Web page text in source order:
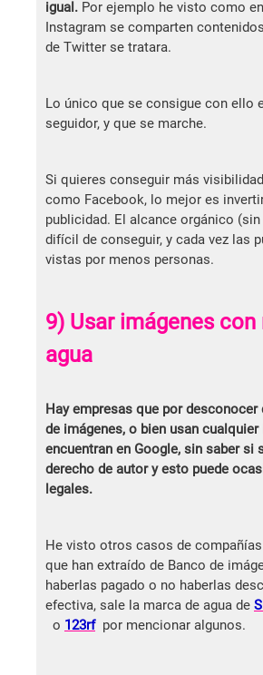
igual. Por ejemplo he visto como
Instagram se comparten
de Twitter se tratara.
Lo único que se consigue con ello
seguidor, y que se marche.
Si quieres conseguir más
como Facebook, lo mejor es
publicidad. El alcance orgánico
difícil de conseguir, y cada vez las
vistas por menos personas.
9) Usar imágenes
agua
Hay empresas que por desconocer
de imágenes, o bien usan cualquier
encuentran en Google, sin saber si
derecho de autor y esto puede
legales.
He visto otros casos de
que han extraído de Banco de
haberlas pagado o no haberlas
efectiva, sale la marca de agua de
o 123rfpor mencionar algunos.